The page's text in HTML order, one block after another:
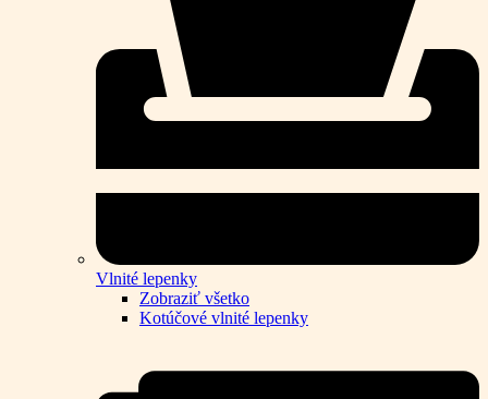
Vlnité lepenky
Zobraziť všetko
Kotúčové vlnité lepenky